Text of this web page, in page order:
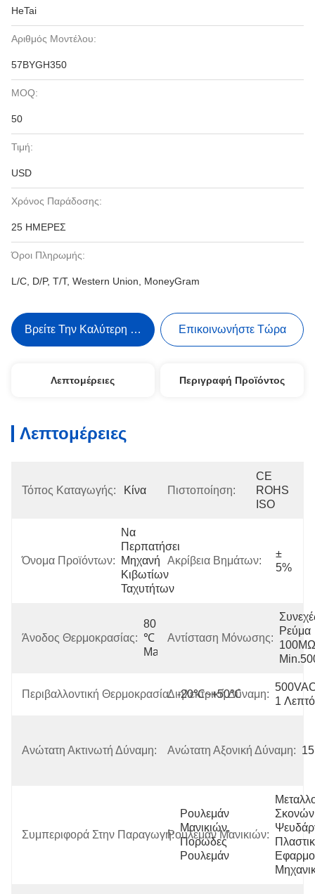
HeTai
Αριθμός Μοντέλου:
57BYGH350
MOQ:
50
Τιμή:
USD
Χρόνος Παράδοσης:
25 ΗΜΕΡΕΣ
Όροι Πληρωμής:
L/C, D/P, T/T, Western Union, MoneyGram
Βρείτε Την Καλύτερη Τιμή Επικοινωνήστε Τώρα
Λεπτομέρειες Περιγραφή Προϊόντος
Λεπτομέρειες
Τόπος Καταγωγής: Κίνα Πιστοποίηση:
CE
ROHS
ISO
Όνομα Προϊόντων:
Να
Περπατήσει
Μηχανή
Κιβωτίων
Ταχυτήτων
Ακρίβεια Βημάτων:
±
5%
Άνοδος Θερμοκρασίας:
80
℃
Max
Αντίσταση Μόνωσης:
Ρεύμα
100MΩ
Περιβαλλοντική Θερμοκρασία: -20℃~+50℃
Διηλεκτρική Δύναμη:
1 Λεπτό
Ανώτατη Ακτινωτή Δύναμη:
Από Την
Μπροστινή
Ανώτατη Αξονική Δύναμη:
Συμπεριφορά Στην Παραγωγή:
Ρουλεμάν
Μανικιών,
Πορώδες
Ρουλεμάν
Ρουλεμάν Μανικιών: